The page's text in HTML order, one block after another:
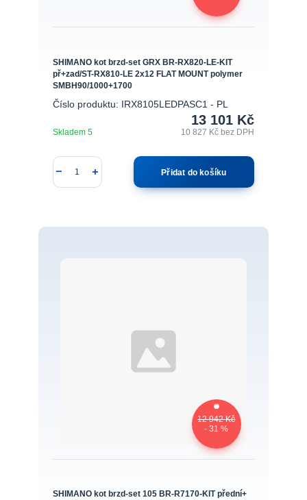
SHIMANO kot brzd-set GRX BR-RX820-LE-KIT
př+zad/ST-RX810-LE 2x12 FLAT MOUNT polymer
SMBH90/1000+1700
Číslo produktu: IRX8105LEDPASC1 - PL
13 101 Kč
10 827 Kčbez DPH
Skladem 5
Přidat do košíku
12 942 Kč
- 31 %
SHIMANO kot brzd-set 105 BR-R7170-KIT přední+